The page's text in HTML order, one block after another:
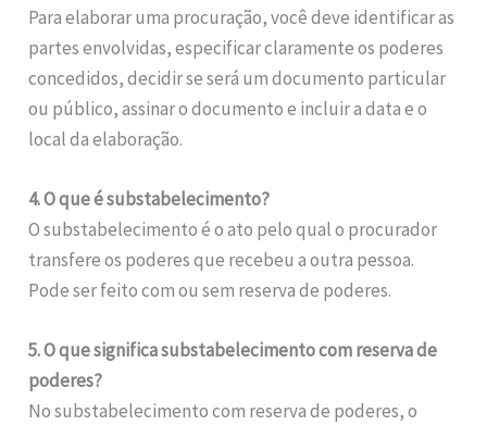
Para elaborar uma procuração, você deve identificar as
partes envolvidas, especificar claramente os poderes
concedidos, decidir se será um documento particular
ou público, assinar o documento e incluir a data e o
local da elaboração.
4. O que é substabelecimento?
O substabelecimento é o ato pelo qual o procurador
transfere os poderes que recebeu a outra pessoa.
Pode ser feito com ou sem reserva de poderes.
5. O que significa substabelecimento com reserva de
poderes?
No substabelecimento com reserva de poderes, o